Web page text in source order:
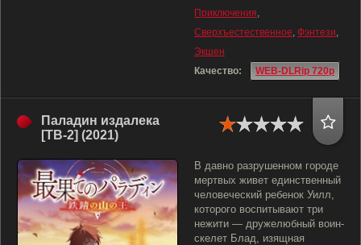
Приключения,
Сверхъестественное, Фэнтези,
Экшен
Качество:
WEB-DLRip 720p
Паладин издалека
[ТВ-2] (2021)
В давно разрушенном городе
мертвых живет единственный
человеческий ребенок Уилл,
которого воспитывают три
нежити — дружелюбный воин-
скелет Блад, изящная